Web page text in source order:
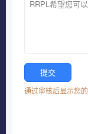
通过审核后显示您